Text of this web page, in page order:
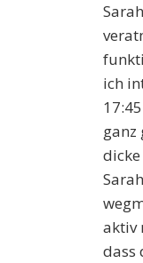
ich
ganz
aktiv
dass